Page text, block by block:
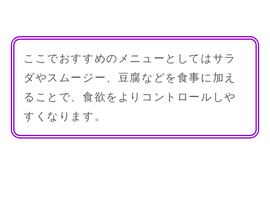
ここでおすすめのメニューとしてはサラ
ダやスムージー、豆腐などを食事に加え
ることで、食欲をよりコントロールしや
すくなります。